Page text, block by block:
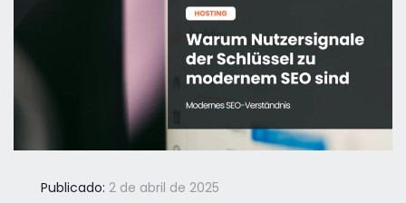
Publicado: 2 de abril de 2025